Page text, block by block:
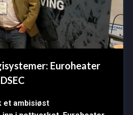
Euroheater
et ambisiøst